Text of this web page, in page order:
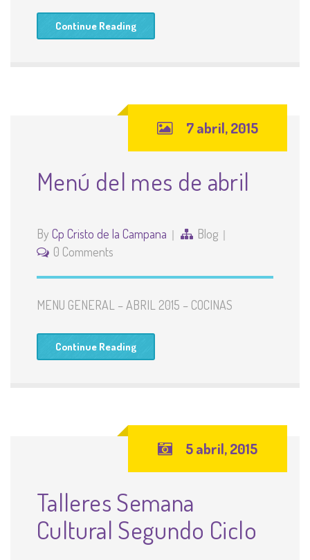
Continue Reading
7 abril, 2015
Menú del mes de abril
By Cp Cristo de la Campana
Blog
0 Comments
MENU GENERAL – ABRIL 2015 – COCINAS
Continue Reading
5 abril, 2015
Talleres Semana
Cultural Segundo Ciclo